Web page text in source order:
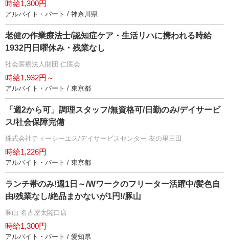
時給1,300円
アルバイト・パート / 神奈川県
老健の作業療法士/認知症ケア・生活リハに携われる時給
1932円日曜休み・残業なし
社会医療法人財団 仁医会
時給1,932円～
アルバイト・パート / 東京都
「週2から可」調理スタッフ/無資格可/日勤のみ/デイサービ
ス/社会保障完備
株式会社ティーシーエス/デイサービスセンター 友の里三田
時給1,226円
アルバイト・パート / 東京都
ランチ帯のみ!週1日～/Wワークのフリーター活躍中/髪色自
由/残業なし/絶品まかないが1円!/豚山
豚山 名古屋太閤口店
時給1,300円
アルバイト・パート / 愛知県